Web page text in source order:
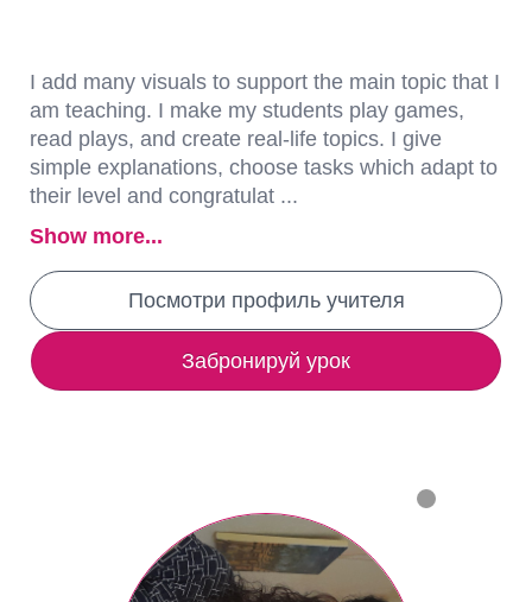
I add many visuals to support the main topic that I
am teaching. I make my students play games,
read plays, and create real-life topics. I give
simple explanations, choose tasks which adapt to
their level and congratulat ...
Show more...
Посмотри профиль учителя
Забронируй урок